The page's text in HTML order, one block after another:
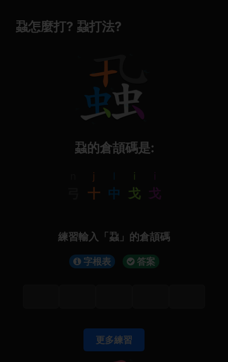
蝨怎麼打? 蝨打法?
蝨的倉頡碼是:
j
十
l
中
i
戈
i
戈
練習輸入「蝨」的倉頡碼
字根表 答案
更多練習